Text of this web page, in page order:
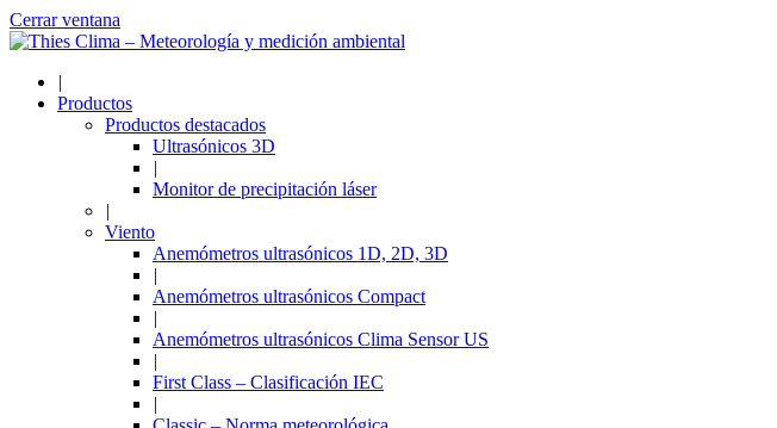
Cerrar ventana
|
Productos
Productos destacados
Ultrasónicos 3D
|
Monitor de precipitación láser
|
Viento
Anemómetros ultrasónicos 1D, 2D, 3D
|
Anemómetros ultrasónicos Compact
|
Anemómetros ultrasónicos Clima Sensor US
|
First Class – Clasificación IEC
|